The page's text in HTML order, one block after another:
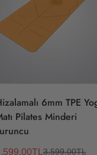
Hızlı Ekle
6mm TPE
Pilates Minderi
3,599.00TL